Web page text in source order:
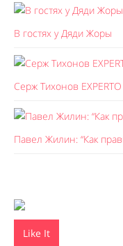
В гостях у Дяди Жоры
Серж Тихонов EXPERTO
Павел Жилин: “Как
Like It